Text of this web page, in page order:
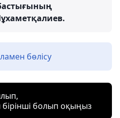
бөлісу
болып оқыңыз